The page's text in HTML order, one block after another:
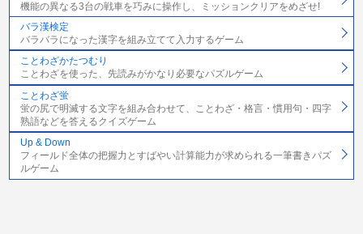
機能の異なる3台の戦車を巧みに操作し、ミッションクリアをめざせ!
バラ漢検定
バラバラになった漢字を組み立てて入力するゲーム
ことわざかたつむり
ことわざを使った、先読みがかなり必要なパズルゲーム
ことわざ蛍
蛍の尻で明滅する文字を組み合わせて、ことわざ・格言・慣用句・四字
熟語などを答えるクイズゲーム
Up & Down
フィールド全体の把握力とすばやい計算能力が求められる一筆書きパズ
ルゲーム